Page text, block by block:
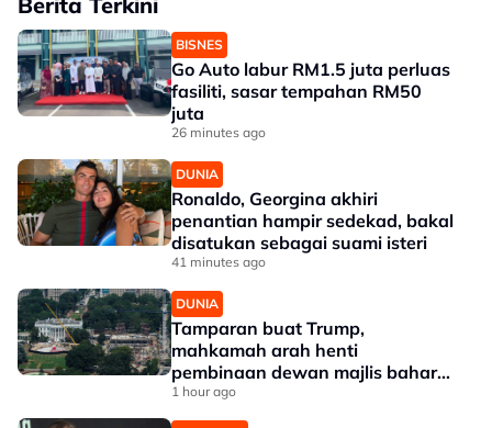
BISNES
Go Auto labur RM1.5 juta perluas
fasiliti, sasar tempahan RM50
juta
26 minutes ago
DUNIA
Ronaldo, Georgina akhiri
penantian hampir sedekad, bakal
disatukan sebagai suami isteri
41 minutes ago
DUNIA
Tamparan buat Trump,
mahkamah arah henti
pembinaan dewan majlis baharu
White House bernilai RM1.6 bilion
1 hour ago